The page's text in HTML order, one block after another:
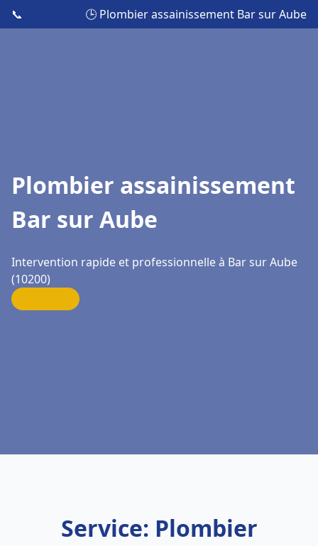
📞 🕒 Plombier assainissement Bar sur Aube
Plombier assainissement
Bar sur Aube
Intervention rapide et professionnelle à Bar sur Aube
(10200)
Service: Plombier